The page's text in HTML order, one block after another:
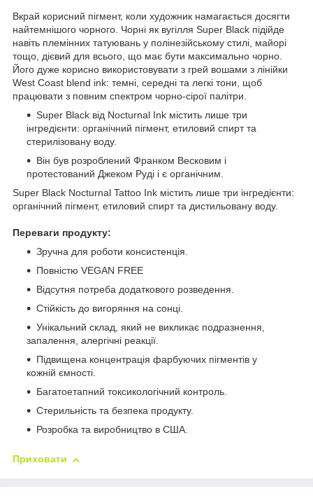
Вкрай корисний пігмент, коли художник намагається досягти
найтемнішого чорного. Чорні як вугілля Super Black підійде
навіть племінних татуювань у полінезійському стилі, майорі
тощо, дієвий для всього, що має бути максимально чорно.
Його дуже корисно використовувати з грей вошами з лінійки
West Coast blend ink: темні, середні та легкі тони, щоб
працювати з повним спектром чорно-сірої палітри.
Super Black від Nocturnal Ink містить лише три
інгредієнти: органічний пігмент, етиловий спирт та
стерилізовану воду.
Він був розроблений Франком Весковим і
протестований Джеком Руді і є органічним.
Super Black Nocturnal Tattoo Ink містить лише три інгредієнти:
органічний пігмент, етиловий спирт та дистильовану воду.
Переваги продукту:
Зручна для роботи консистенція.
Повністю VEGAN FREE
Відсутня потреба додаткового розведення.
Стійкість до вигоряння на сонці.
Унікальний склад, який не викликає подразнення,
запалення, алергічні реакції.
Підвищена концентрація фарбуючих пігментів у
кожній ємності.
Багатоетапний токсикологічний контроль.
Стерильність та безпека продукту.
Розробка та виробництво в США.
Приховати